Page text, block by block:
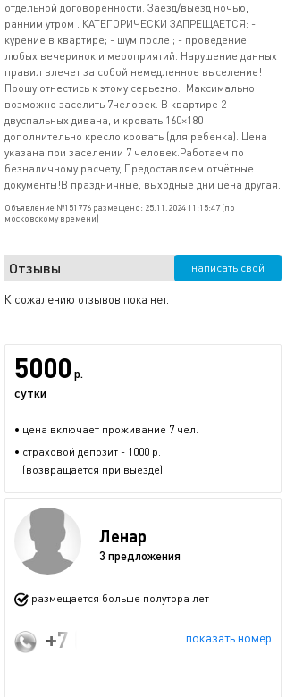
отдельной договоренности. Заезд/выезд ночью,
ранним утром . КАТЕГОРИЧЕСКИ ЗАПРЕЩАЕТСЯ: -
курение в квартире; - шум после ; - проведение
любых вечеринок и мероприятий. Нарушение данных
правил влечет за собой немедленное выселение!
Прошу отнестись к этому серьезно. ​ Максимально
возможно заселить 7человек. В квартире 2
двуспальных дивана, и кровать 160×180
дополнительно кресло кровать (для ребенка). Цена
указана при заселении 7 человек.Работаем по
безналичному расчету, Предоставляем отчётные
документы!В праздничные, выходные дни цена другая.
Объявление №151776 размещено: 25.11.2024 11:15:47 (по
московскому времени)
Отзывы написать свой
К сожалению отзывов пока нет.
5000 р.
сутки
• цена включает проживание 7 чел.
• страховой депозит - 1000 р.
(возвращается при выезде)
Ленар
3 предложения
размещается больше полутора лет
показать номер
+7 (906) 333-88-30